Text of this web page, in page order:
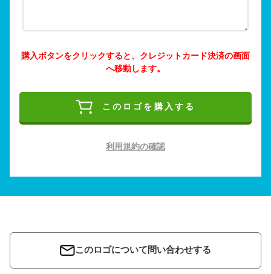
購入ボタンをクリックすると、クレジットカード決済の画面
へ移動します。
このロゴを購入する
利用規約の確認
このロゴについて問い合わせする